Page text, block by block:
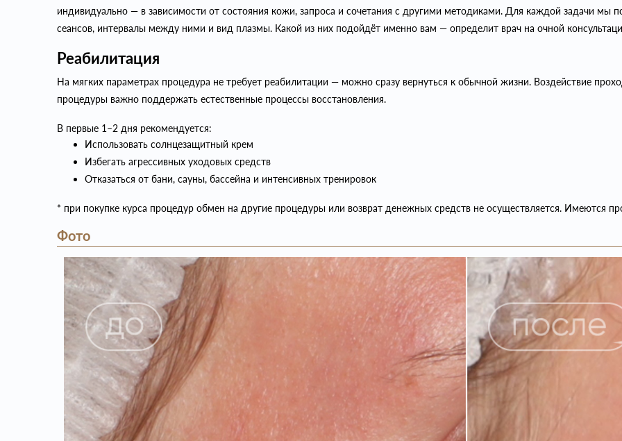
индивидуально — в зависимости от состояния кожи, запроса и сочетания с другими методиками. Для каждой задачи мы
сеансов, интервалы между ними и вид плазмы. Какой из них подойдёт именно вам — определит врач на очной
Реабилитация
На мягких параметрах процедура не требует реабилитации — можно сразу вернуться к обычной жизни. Воздействие
процедуры важно поддержать естественные процессы восстановления.
В первые 1–2 дня рекомендуется:
Использовать солнцезащитный крем
Избегать агрессивных уходовых средств
Отказаться от бани, сауны, бассейна и интенсивных тренировок
* при покупке курса процедур обмен на другие процедуры или возврат денежных средств не осуществляется. Имеются
Фото